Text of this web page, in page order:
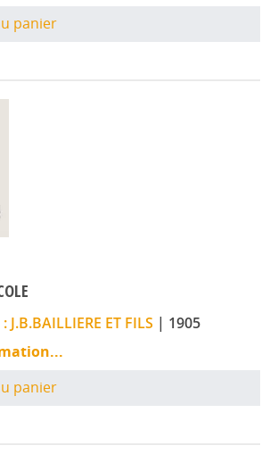
panier
J.B.BAILLIERE ET FILS | 1905
panier